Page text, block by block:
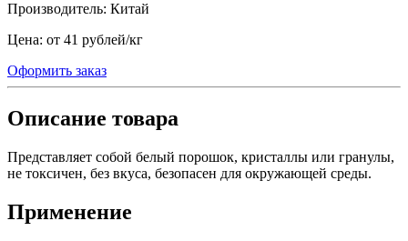
Производитель: Китай
Цена: от 41 рублей/кг
Оформить заказ
Описание товара
Представляет собой белый порошок, кристаллы или гранулы,
не токсичен, без вкуса, безопасен для окружающей среды.
Применение